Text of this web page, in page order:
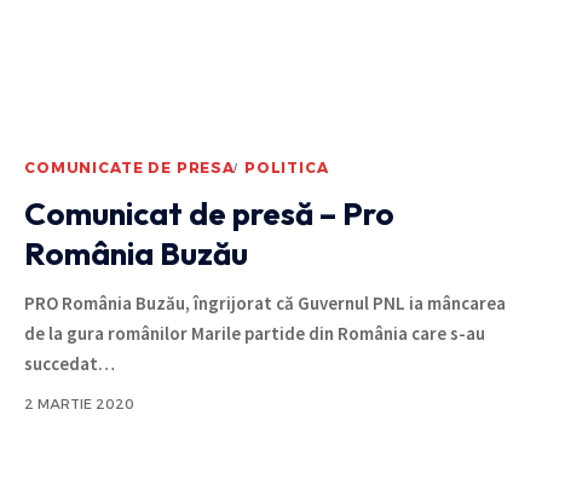
COMUNICATE DE PRESA POLITICA
Comunicat de presă – Pro
România Buzău
PRO România Buzău, îngrijorat că Guvernul PNL ia mâncarea
de la gura românilor Marile partide din România care s-au
succedat…
2 MARTIE 2020